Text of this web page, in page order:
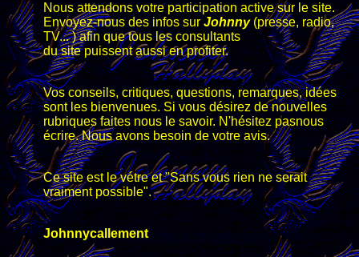
Nous attendons votre participation active sur le site.
Envoyez-nous des infos surJohnny(presse, radio,
TV... ) afin que tous les consultants
du site puissent aussi en profiter.
Vos conseils, critiques, questions, remarques, idées
sont les bienvenues. Si vous désirez de nouvelles
rubriques faites nous le savoir. N'hésitez pasnous
écrire. Nous avons besoin de votre avis.
Ce site est le vétre et "Sans vous rien ne serait
vraiment possible".
Johnnycallement